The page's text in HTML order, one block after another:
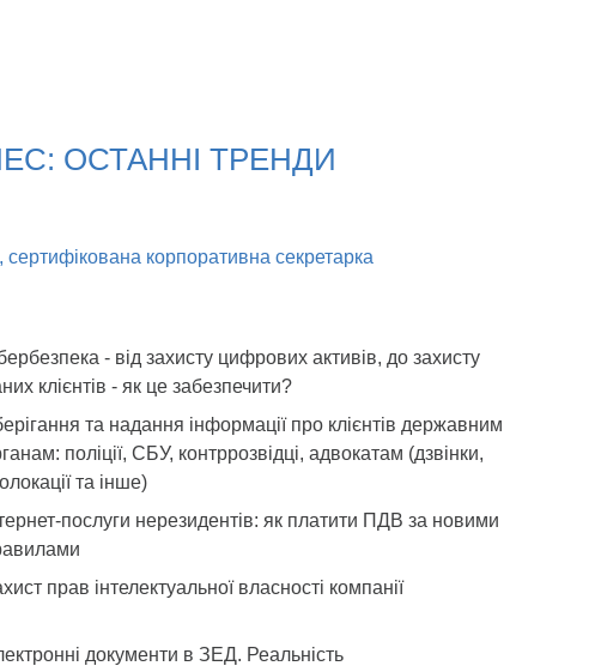
ОСТАННІ ТРЕНДИ
корпоративна секретарка
- від захисту цифрових активів, до захисту
клієнтів - як це забезпечити?
та надання інформації про клієнтів державним
поліції, СБУ, контррозвідці, адвокатам (дзвінки,
та інше)
послуги нерезидентів: як платити ПДВ за новими
прав інтелектуальної власності компанії
документи в ЗЕД. Реальність